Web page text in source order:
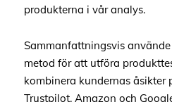
produkterna i vår analys.
Sammanfattningsvis
metod för att utföra
kombinera kundernas åsikter
Trustpilot, Amazon och